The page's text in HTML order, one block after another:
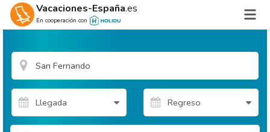
Vacaciones-España.es
En cooperación con